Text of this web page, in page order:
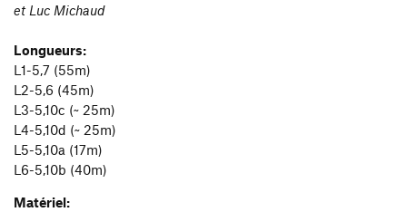
et Luc Michaud
Longueurs:
L1-5,7 (55m)
L2-5,6 (45m)
L3-5,10c (~ 25m)
L4-5,10d (~ 25m)
L5-5,10a (17m)
L6-5,10b (40m)
Matériel: